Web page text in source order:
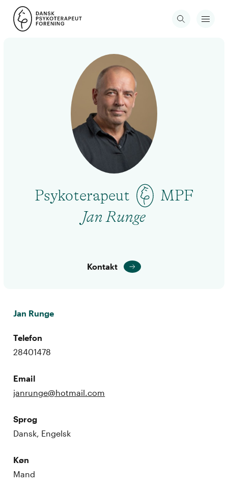
Psykoterapeut
MPF
Jan Runge
Kontakt
Jan Runge
Telefon
28401478
Email
janrunge@hotmail.com
Sprog
Dansk, Engelsk
Køn
Mand